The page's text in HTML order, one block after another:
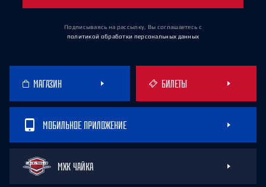
Подписываясь на рассылку, Вы соглашаетесь с
политикой обработки персональных данных
МАГАЗИН БИЛЕТЫ
МОБИЛЬНОЕ ПРИЛОЖЕНИЕ
МХК ЧАЙКА